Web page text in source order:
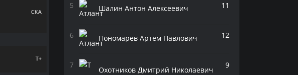
СКА
Т+
Шалин Антон Алексеевич 11
Пономарёв Артём Павлович 12
Охотников Дмитрий Николаевич
9